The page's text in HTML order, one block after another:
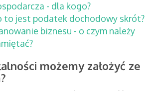
- dla kogo?
to jest podatek dochodowy skrót?
biznesu - o czym należy
możemy założyć ze